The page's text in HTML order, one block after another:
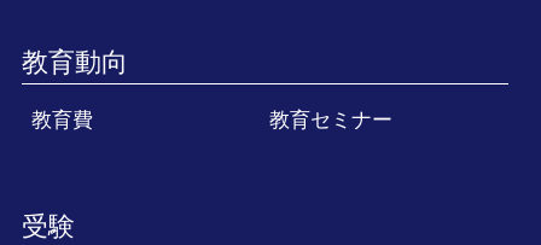
教育動向
教育費 教育セミナー
受験